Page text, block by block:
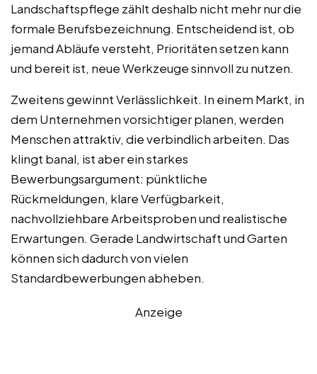
Landschaftspflege zählt deshalb nicht mehr nur die
formale Berufsbezeichnung. Entscheidend ist, ob
jemand Abläufe versteht, Prioritäten setzen kann
und bereit ist, neue Werkzeuge sinnvoll zu nutzen.
Zweitens gewinnt Verlässlichkeit. In einem Markt, in
dem Unternehmen vorsichtiger planen, werden
Menschen attraktiv, die verbindlich arbeiten. Das
klingt banal, ist aber ein starkes
Bewerbungsargument: pünktliche
Rückmeldungen, klare Verfügbarkeit,
nachvollziehbare Arbeitsproben und realistische
Erwartungen. Gerade Landwirtschaft und Garten
können sich dadurch von vielen
Standardbewerbungen abheben.
Anzeige